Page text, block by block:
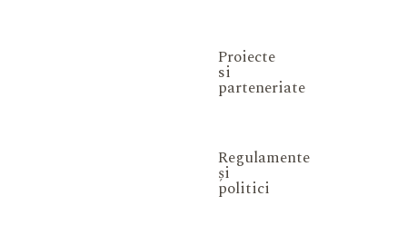
Proiecte
si
parteneriate
Regulamente
și
politici